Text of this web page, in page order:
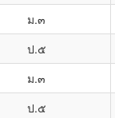
ม.๓
ป.๕
ม.๓
ป.๕